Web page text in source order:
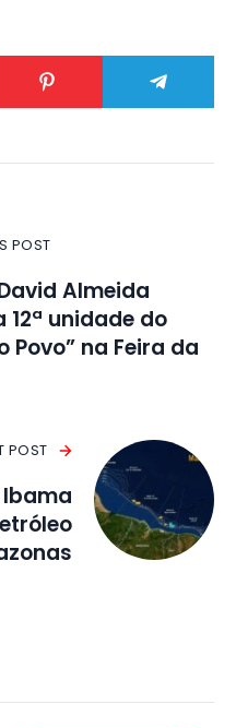
POST
Almeida
12ª unidade do
Povo” na Feira da
POST